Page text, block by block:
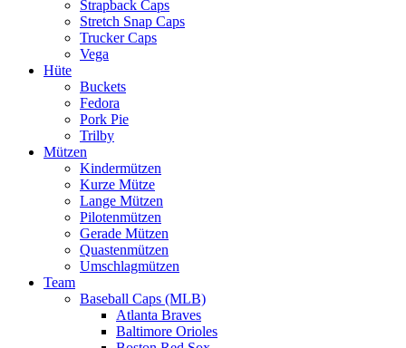
Strapback Caps
Stretch Snap Caps
Trucker Caps
Vega
Hüte
Buckets
Fedora
Pork Pie
Trilby
Mützen
Kindermützen
Kurze Mütze
Lange Mützen
Pilotenmützen
Gerade Mützen
Quastenmützen
Umschlagmützen
Team
Baseball Caps (MLB)
Atlanta Braves
Baltimore Orioles